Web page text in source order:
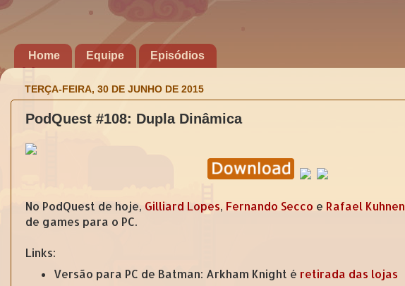
Home Equipe Episódios
TERÇA-FEIRA, 30 DE JUNHO DE 2015
PodQuest #108: Dupla Dinâmica
No PodQuest de hoje, Gilliard Lopes, Fernando Secco e Rafael Kuhnen
de games para o PC.
Links:
Versão para PC de Batman: Arkham Knight é retirada das lojas